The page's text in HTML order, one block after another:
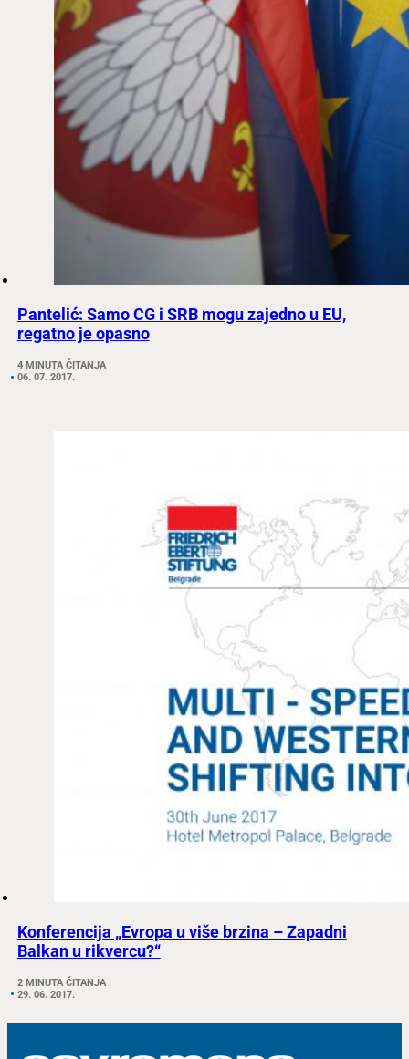
Pantelić: Samo CG i SRB mogu zajedno u EU,
regatno je opasno
4 MINUTA ČITANJA
06. 07. 2017.
Konferencija „Evropa u više brzina – Zapadni
Balkan u rikvercu?“
2 MINUTA ČITANJA
29. 06. 2017.